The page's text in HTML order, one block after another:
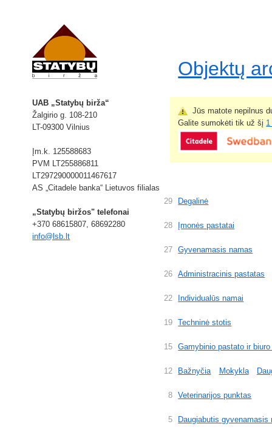
Objektų
UAB „Statybų birža“
Žalgirio g. 108-210
LT-09300 Vilnius
Įm.k. 125588683
PVM LT255886811
LT297290000011467617
AS „Citadele banka“ Lietuvos filialas
„Statybų biržos" telefonai
+370 68615807, 68692280
info@lsb.lt
Jūs matote nepilnus
Galite sumokėti tik už šį
29 Degalinė
28 Įmonės pastatai
27 Gyvenamasis namas
26 Administracinis pastatas
22 Individualūs namai
19 Techninė stotis
15 Gamybinio pastato ir
12 Bažnyčia Mokykla
8 Veterinarijos punktas
5 Daugiabutis gyvenamasis